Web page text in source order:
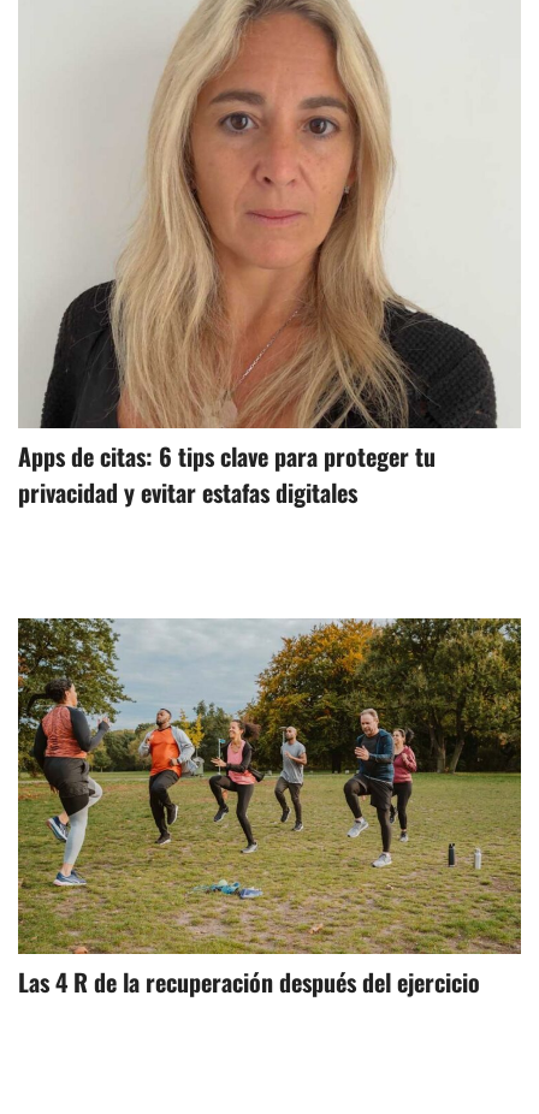
Apps de citas: 6 tips clave para proteger tu
privacidad y evitar estafas digitales
Las 4 R de la recuperación después del ejercicio